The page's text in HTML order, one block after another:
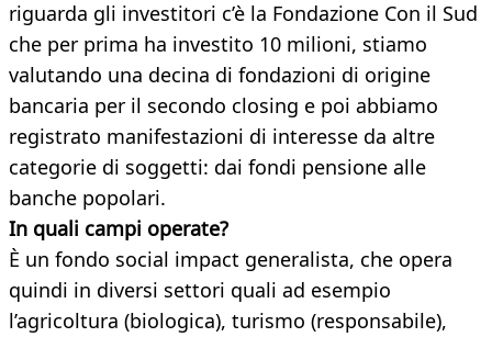
riguarda gli investitori c’è la Fondazione Con il Sud
che per prima ha investito 10 milioni, stiamo
valutando una decina di fondazioni di origine
bancaria per il secondo closing e poi abbiamo
registrato manifestazioni di interesse da altre
categorie di soggetti: dai fondi pensione alle
banche popolari.
In quali campi operate?
È un fondo social impact generalista, che opera
quindi in diversi settori quali ad esempio
l’agricoltura (biologica), turismo (responsabile),